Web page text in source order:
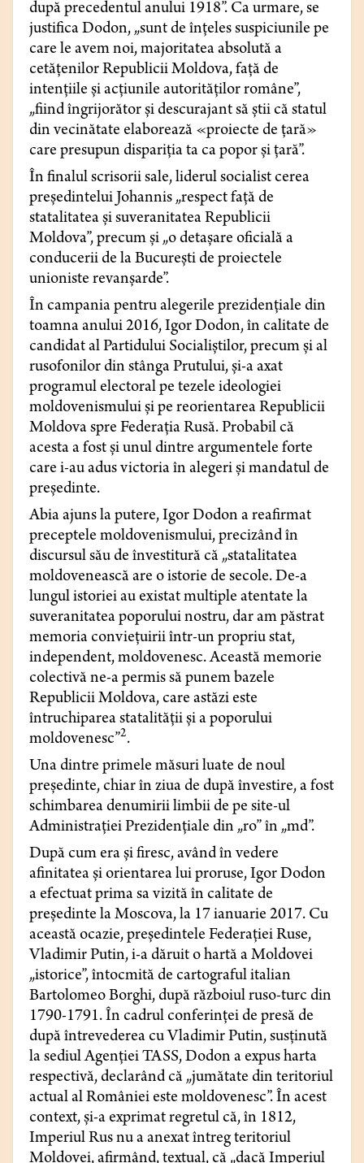
după precedentul anului 1918”. Ca urmare, se
justifica Dodon, „sunt de înţeles suspiciunile pe
care le avem noi, majoritatea absolută a
cetăţenilor Republicii Moldova, faţă de
intenţiile şi acţiunile autorităţilor române”,
„fiind îngrijorător şi descurajant să ştii că statul
din vecinătate elaborează «proiecte de ţară»
care presupun dispariţia ta ca popor şi ţară”.
În finalul scrisorii sale, liderul socialist cerea
preşedintelui Johannis „respect faţă de
statalitatea şi suveranitatea Republicii
Moldova”, precum şi „o detaşare oficială a
conducerii de la Bucureşti de proiectele
unioniste revanșarde”.
În campania pentru alegerile prezidenţiale din
toamna anului 2016, Igor Dodon, în calitate de
candidat al Partidului Socialiştilor, precum şi al
rusofonilor din stânga Prutului, şi-a axat
programul electoral pe tezele ideologiei
moldovenismului şi pe reorientarea Republicii
Moldova spre Federaţia Rusă. Probabil că
acesta a fost şi unul dintre argumentele forte
care i-au adus victoria în alegeri şi mandatul de
preşedinte.
Abia ajuns la putere, Igor Dodon a reafirmat
preceptele moldovenismului, precizând în
discursul său de învestitură că „statalitatea
moldovenească are o istorie de secole. De-a
lungul istoriei au existat multiple atentate la
suveranitatea poporului nostru, dar am păstrat
memoria convieţuirii într-un propriu stat,
independent, moldovenesc. Această memorie
colectivă ne-a permis să punem bazele
Republicii Moldova, care astăzi este
întruchiparea statalităţii şi a poporului
moldovenesc”2.
Una dintre primele măsuri luate de noul
preşedinte, chiar în ziua de după învestire, a fost
schimbarea denumirii limbii de pe site-ul
Administraţiei Prezidenţiale din „ro” în „md”.
După cum era şi firesc, având în vedere
afinitatea şi orientarea lui proruse, Igor Dodon
a efectuat prima sa vizită în calitate de
preşedinte la Moscova, la 17 ianuarie 2017. Cu
această ocazie, preşedintele Federaţiei Ruse,
Vladimir Putin, i-a dăruit o hartă a Moldovei
„istorice”, întocmită de cartograful italian
Bartolomeo Borghi, după războiul ruso-turc din
1790-1791. În cadrul conferinţei de presă de
după întrevederea cu Vladimir Putin, susţinută
la sediul Agenţiei TASS, Dodon a expus harta
respectivă, declarând că „jumătate din teritoriul
actual al României este moldovenesc”. În acest
context, şi-a exprimat regretul că, în 1812,
Imperiul Rus nu a anexat întreg teritoriul